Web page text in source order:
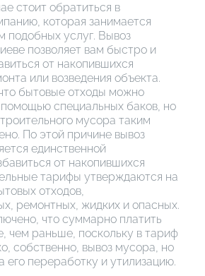
стоит обратиться в
которая занимается
подобных услуг. Вывоз
позволяет вам быстро и
от накопившихся
или возведения объекта.
бытовые отходы можно
помощью специальных баков, но
мусора таким
По этой причине вывоз
единственной
от накопившихся
тарифы утверждаются на
отходов,
ремонтных, жидких и опасных.
что суммарно платить
чем раньше, поскольку в тариф
собственно, вывоз мусора, но
его переработку и утилизацию.